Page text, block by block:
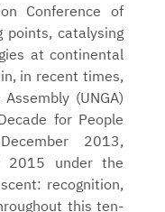
Conference of
points, catalysing
at continental
in recent times,
(UNGA)
for People
2013,
2015 under the
recognition,
this ten-